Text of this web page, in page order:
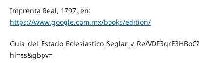
Imprenta Real, 1797, en:
https://www.google.com.mx/books/edition/
Guia_del_Estado_Eclesiastico_Seglar_y_Re/VDF3qrE3HBoC?
hl=es&gbpv=